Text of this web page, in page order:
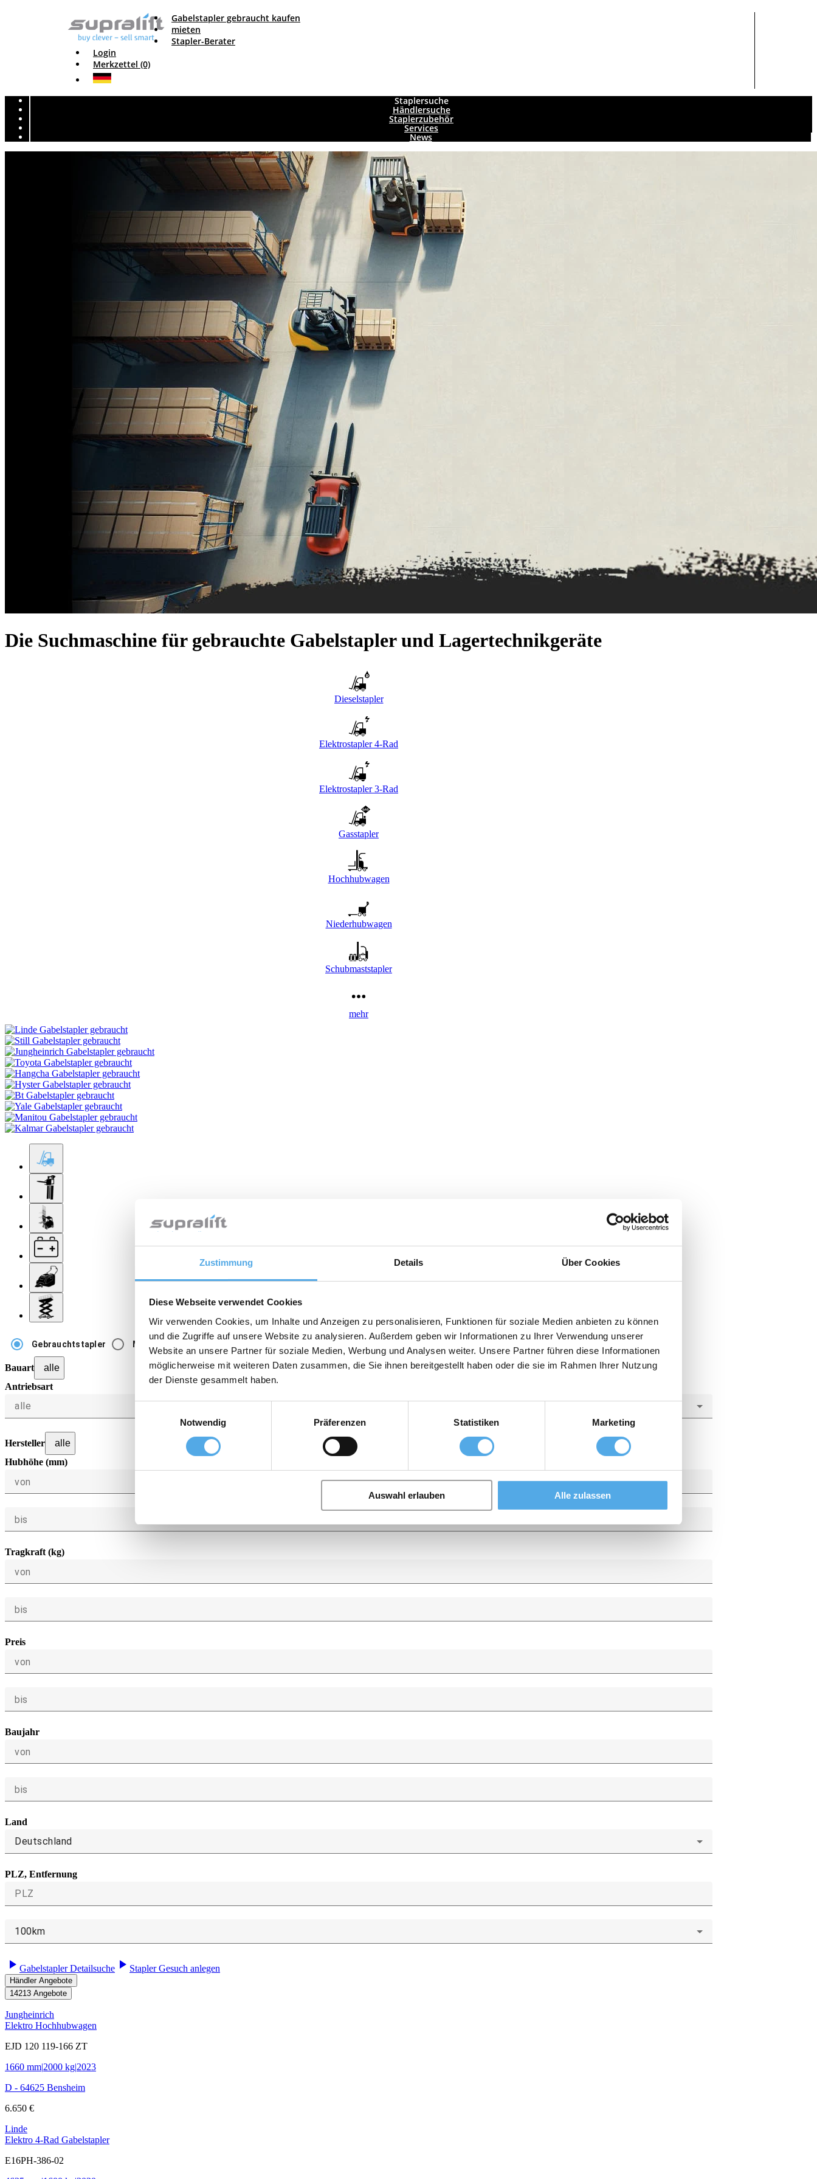
Zustimmung Details Über Cookies
Diese Webseite verwendet Cookies
Wir verwenden Cookies, um Inhalte und Anzeigen zu personalisieren, Funktionen für soziale Medien anbieten zu können
und die Zugriffe auf unsere Website zu analysieren. Außerdem geben wir Informationen zu Ihrer Verwendung unserer
Website an unsere Partner für soziale Medien, Werbung und Analysen weiter. Unsere Partner führen diese Informationen
möglicherweise mit weiteren Daten zusammen, die Sie ihnen bereitgestellt haben oder die sie im Rahmen Ihrer Nutzung
der Dienste gesammelt haben.
Notwendig
Präferenzen Statistiken Marketing
Auswahl erlauben Alle zulassen
Gabelstapler gebraucht kaufen
mieten
Stapler-Berater
Login
Merkzettel (0)
Staplersuche
Händlersuche
Staplerzubehör
Services
News
Die Suchmaschine für gebrauchte Gabelstapler und Lagertechnikgeräte
Dieselstapler
Elektrostapler 4-Rad
Elektrostapler 3-Rad
Gasstapler
Hochhubwagen
Niederhubwagen
Schubmaststapler
mehr
Gebrauchtstapler Mietstapler
Bauart
alle
Antriebsart
alle
Hersteller
alle
Hubhöhe (mm)
von
bis
Tragkraft (kg)
von
bis
Preis
von
bis
Baujahr
von
bis
Land
Deutschland
PLZ, Entfernung
100km
play_arrow Gabelstapler Detailsuche play_arrow Stapler Gesuch anlegen
Händler Angebote
14213 Angebote
Jungheinrich
Elektro Hochhubwagen
EJD 120 119-166 ZT
1660 mm|2000 kg|2023
D - 64625 Bensheim
6.650 €
Linde
Elektro 4-Rad Gabelstapler
E16PH-386-02